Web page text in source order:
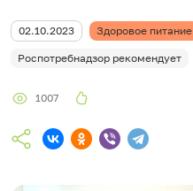
02.10.2023 Здоровое питание
Роспотребнадзор рекомендует
1007